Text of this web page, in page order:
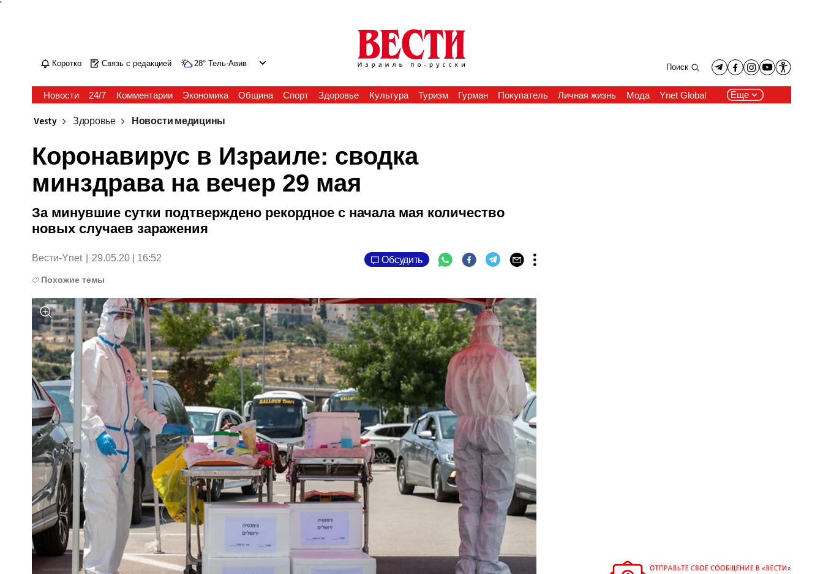
'
Коротко Связь с редакцией 28° Тель-Авив Поиск
Новости 24/7 Комментарии Экономика Община Спорт Здоровье Культура Туризм Гурман Покупатель Личная жизнь Мода Ynet Global Еще
Vesty Здоровье Новости медицины
Коронавирус в Израиле: сводка
минздрава на вечер 29 мая
За минувшие сутки подтверждено рекордное с начала мая количество
новых случаев заражения
Вести-Ynet 29.05.20 | 16:52 Обсудить
Похожие темы